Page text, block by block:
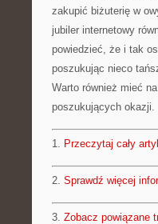
zakupić biżuterię w
jubiler internetowy
powiedzieć, że i tak
poszukując nieco
Warto również mieć
poszukujących okazji.
1. Przeczytaj cały
2. Sprawdź więcej
3. Zobacz powiązane